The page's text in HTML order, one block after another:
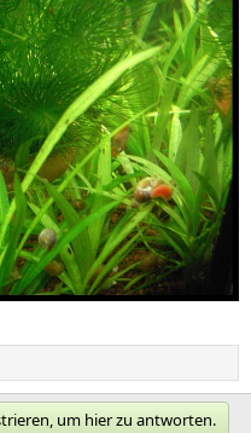
um hier zu antworten.